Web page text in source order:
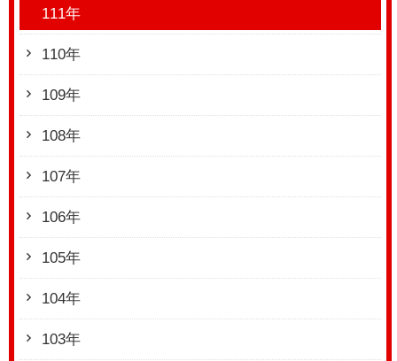
111年
110年
109年
108年
107年
106年
105年
104年
103年